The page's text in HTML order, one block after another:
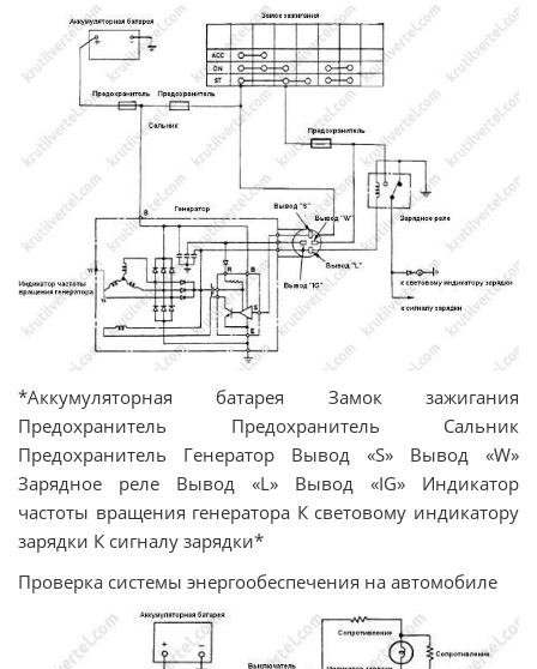
*Аккумуляторная батарея Замок зажигания
Предохранитель Предохранитель Сальник
Предохранитель Генератор Вывод «S» Вывод «W»
Зарядное реле Вывод «L» Вывод «IG» Индикатор
частоты вращения генератора К световому индикатору
зарядки К сигналу зарядки*
Проверка системы энергообеспечения на автомобиле